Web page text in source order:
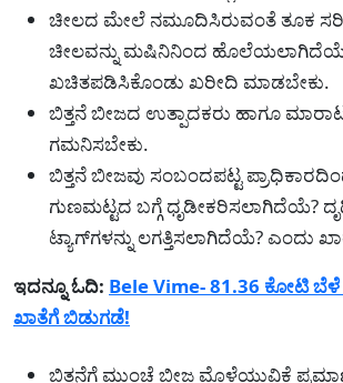
ಚೀಲದ ಮೇಲೆ ನಮೂದಿಸಿರುವಂತೆ ತೂಕ
ಚೀಲವನ್ನು ಮಷಿನಿನಿಂದ
ಖಚಿತಪಡಿಸಿಕೊಂಡು ಖರೀದಿ ಮಾಡಬೇಕು.
ಬಿತ್ತನೆ ಬೀಜದ ಉತ್ಪಾದಕರು ಹಾಗೂ
ಗಮನಿಸಬೇಕು.
ಬಿತ್ತನೆ ಬೀಜವು ಸಂಬಂದಪಟ್ಟ ಪ್ರಾಧಿಕಾರದಿಂದ
ಗುಣಮಟ್ಟದ ಬಗ್ಗೆ ಧೃಡೀಕರಿಸಲಾಗಿದೆಯೆ?
ಟ್ಯಾಗ್‌ಗಳನ್ನು ಲಗತ್ತಿಸಲಾಗಿದೆಯೆ? ಎಂದು
ಇದನ್ನೂ ಓದಿ: Bele Vime- 81.36 ಕೋಟಿ
ಖಾತೆಗೆ ಬಿಡುಗಡೆ!
ಬಿತ್ತನೆಗೆ ಮುಂಚೆ ಬೀಜ ಮೊಳೆಯುವಿಕೆ